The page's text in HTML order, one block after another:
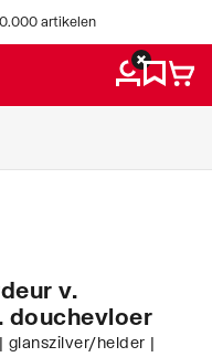
artikelen
v.
douchevloer
helder |